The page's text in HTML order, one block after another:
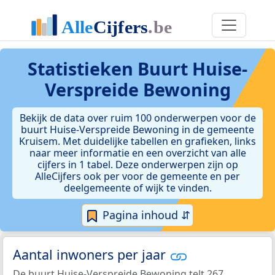
Statistieken Buurt Huise-
Verspreide Bewoning
Bekijk de data over ruim 100 onderwerpen voor de
buurt Huise-Verspreide Bewoning in de gemeente
Kruisem. Met duidelijke tabellen en grafieken, links
naar meer informatie en een overzicht van alle
cijfers in 1 tabel. Deze onderwerpen zijn op
AlleCijfers ook per voor de gemeente en per
deelgemeente of wijk te vinden.
Pagina inhoud ⇵
Aantal inwoners per jaar